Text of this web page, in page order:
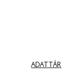
ADATTÁR